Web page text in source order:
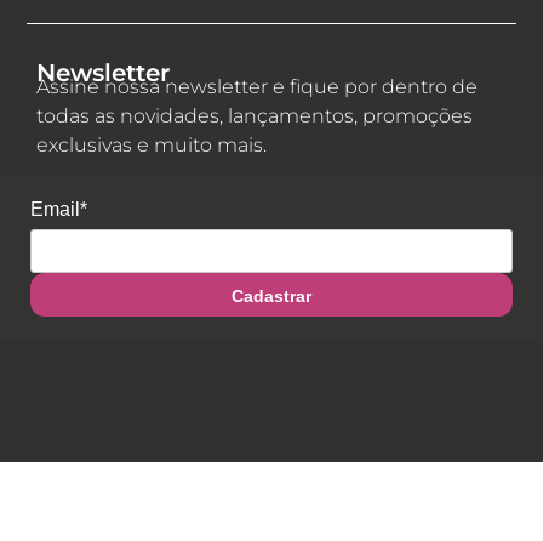
Newsletter
Assine nossa newsletter e fique por dentro de
todas as novidades, lançamentos, promoções
exclusivas e muito mais.
Email*
Cadastrar